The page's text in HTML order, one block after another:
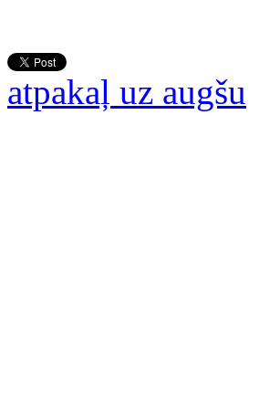
atpakaļ uz augšu